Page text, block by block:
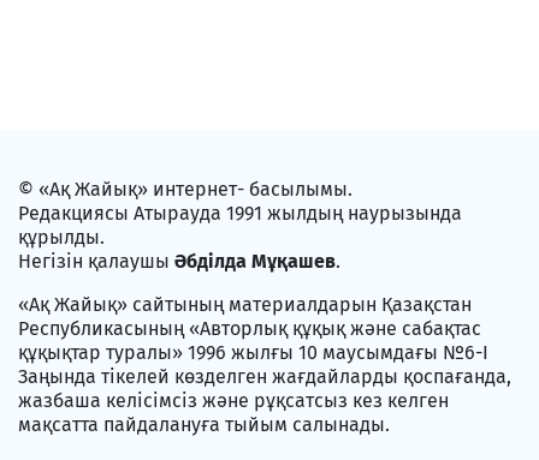
© «Ақ Жайық» интернет- басылымы.
Редакциясы Атырауда 1991 жылдың наурызында
құрылды.
Негізін қалаушы Әбділда Мұқашев.
«Ақ Жайық» сайтының материалдарын Қазақстан
Республикасының «Авторлық құқық және сабақтас
құқықтар туралы» 1996 жылғы 10 маусымдағы №6-I
Заңында тікелей көзделген жағдайларды қоспағанда,
жазбаша келісімсіз және рұқсатсыз кез келген
мақсатта пайдалануға тыйым салынады.